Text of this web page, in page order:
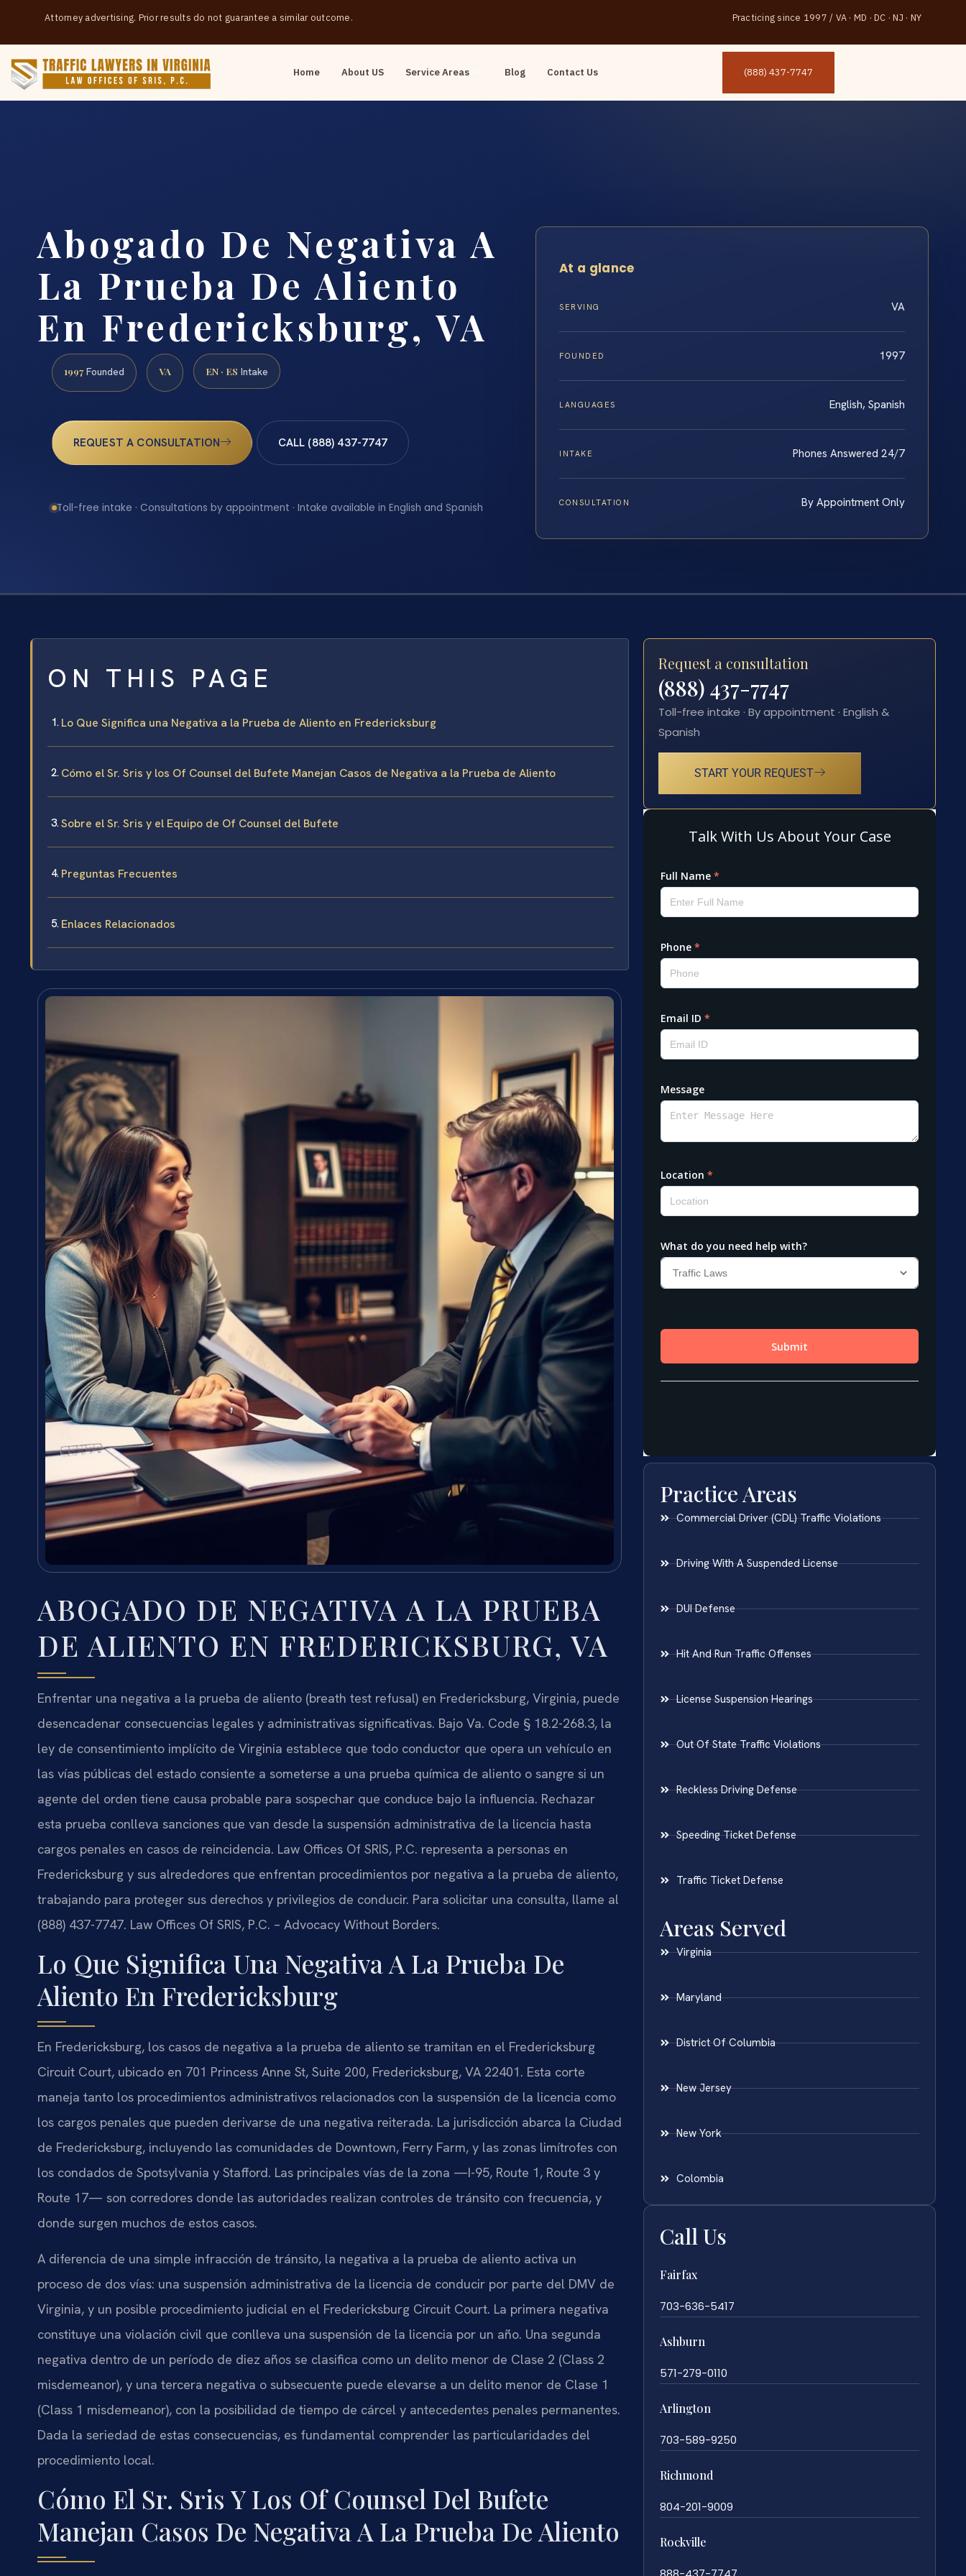
Attorney advertising. Prior results do not guarantee a similar outcome. Practicing since 1997 / VA · MD · DC · NJ · NY
Home About US Service Areas Blog Contact Us (888) 437-7747
Abogado De Negativa A
La Prueba De Aliento
En Fredericksburg, VA
1997 Founded VA EN · ES Intake
REQUEST A CONSULTATION CALL (888) 437-7747
Toll-free intake · Consultations by appointment · Intake available in English and Spanish
At a glance
SERVING VA
FOUNDED 1997
LANGUAGES English, Spanish
INTAKE Phones Answered 24/7
CONSULTATION By Appointment Only
ON THIS PAGE
Lo Que Significa una Negativa a la Prueba de Aliento en Fredericksburg
Cómo el Sr. Sris y los Of Counsel del Bufete Manejan Casos de Negativa a la Prueba de Aliento
Sobre el Sr. Sris y el Equipo de Of Counsel del Bufete
Preguntas Frecuentes
Enlaces Relacionados
ABOGADO DE NEGATIVA A LA PRUEBA
DE ALIENTO EN FREDERICKSBURG, VA
Enfrentar una negativa a la prueba de aliento (breath test refusal) en Fredericksburg, Virginia, puede
desencadenar consecuencias legales y administrativas significativas. Bajo Va. Code § 18.2-268.3, la
ley de consentimiento implícito de Virginia establece que todo conductor que opera un vehículo en
las vías públicas del estado consiente a someterse a una prueba química de aliento o sangre si un
agente del orden tiene causa probable para sospechar que conduce bajo la influencia. Rechazar
esta prueba conlleva sanciones que van desde la suspensión administrativa de la licencia hasta
cargos penales en casos de reincidencia. Law Offices Of SRIS, P.C. representa a personas en
Fredericksburg y sus alrededores que enfrentan procedimientos por negativa a la prueba de aliento,
trabajando para proteger sus derechos y privilegios de conducir. Para solicitar una consulta, llame al
(888) 437-7747. Law Offices Of SRIS, P.C. – Advocacy Without Borders.
Lo Que Significa Una Negativa A La Prueba De
Aliento En Fredericksburg
En Fredericksburg, los casos de negativa a la prueba de aliento se tramitan en el Fredericksburg
Circuit Court, ubicado en 701 Princess Anne St, Suite 200, Fredericksburg, VA 22401. Esta corte
maneja tanto los procedimientos administrativos relacionados con la suspensión de la licencia como
los cargos penales que pueden derivarse de una negativa reiterada. La jurisdicción abarca la Ciudad
de Fredericksburg, incluyendo las comunidades de Downtown, Ferry Farm, y las zonas limítrofes con
los condados de Spotsylvania y Stafford. Las principales vías de la zona —I-95, Route 1, Route 3 y
Route 17— son corredores donde las autoridades realizan controles de tránsito con frecuencia, y
donde surgen muchos de estos casos.
A diferencia de una simple infracción de tránsito, la negativa a la prueba de aliento activa un
proceso de dos vías: una suspensión administrativa de la licencia de conducir por parte del DMV de
Virginia, y un posible procedimiento judicial en el Fredericksburg Circuit Court. La primera negativa
constituye una violación civil que conlleva una suspensión de la licencia por un año. Una segunda
negativa dentro de un período de diez años se clasifica como un delito menor de Clase 2 (Class 2
misdemeanor), y una tercera negativa o subsecuente puede elevarse a un delito menor de Clase 1
(Class 1 misdemeanor), con la posibilidad de tiempo de cárcel y antecedentes penales permanentes.
Dada la seriedad de estas consecuencias, es fundamental comprender las particularidades del
procedimiento local.
Cómo El Sr. Sris Y Los Of Counsel Del Bufete
Manejan Casos De Negativa A La Prueba De Aliento
Request a consultation
(888) 437-7747
Toll-free intake · By appointment · English &
Spanish
START YOUR REQUEST
Practice Areas
Commercial Driver (CDL) Traffic Violations
Driving With A Suspended License
DUI Defense
Hit And Run Traffic Offenses
License Suspension Hearings
Out Of State Traffic Violations
Reckless Driving Defense
Speeding Ticket Defense
Traffic Ticket Defense
Areas Served
Virginia
Maryland
District Of Columbia
New Jersey
New York
Colombia
Call Us
Fairfax
703-636-5417
Ashburn
571-279-0110
Arlington
703-589-9250
Richmond
804-201-9009
Rockville